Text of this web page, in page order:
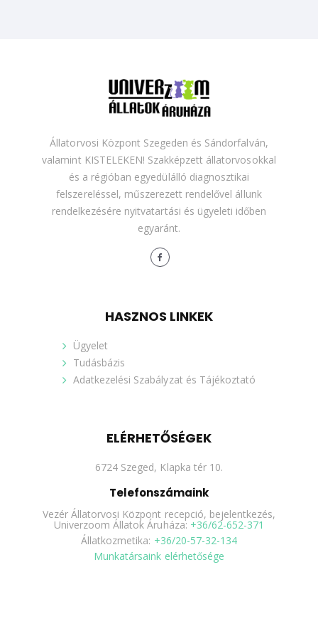
Állatorvosi Központ Szegeden és Sándorfalván,
valamint KISTELEKEN! Szakképzett állatorvosokkal
és a régióban egyedülálló diagnosztikai
felszereléssel, műszerezett rendelővel állunk
rendelkezésére nyitvatartási és ügyeleti időben
egyaránt.
HASZNOS LINKEK
Ügyelet
Tudásbázis
Adatkezelési Szabályzat és Tájékoztató
ELÉRHETŐSÉGEK
6724 Szeged, Klapka tér 10.
Telefonszámaink
Vezér Állatorvosi Központ recepció, bejelentkezés,
Univerzoom Állatok Áruháza: +36/62-652-371
Állatkozmetika: +36/20-57-32-134
Munkatársaink elérhetősége